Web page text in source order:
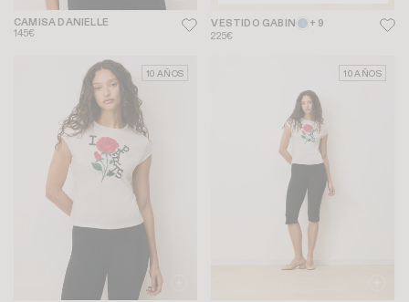
CAMISA DANIELLE
145€
VESTIDO GABIN + 9
225€
10 AÑOS 10 AÑOS